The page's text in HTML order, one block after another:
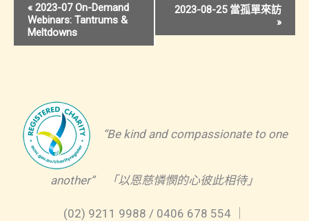
导
« 2023-07 On-Demand
Webinars: Tantrums &
Meltdowns
2023-08-25 當孤單來訪
»
“Be kind and compassionate to one
another” 「以恩慈憐憫的心彼此相待」
(02) 9211 9988 / 0406 678 554 ｜